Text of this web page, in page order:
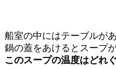
船室の中にはテーブルが
鍋の蓋をあけるとスープ
このスープの温度はどれ